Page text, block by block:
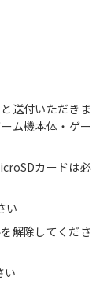
送付いただきま
ム機本体・ゲー
カードは必
い
解除してくださ
い